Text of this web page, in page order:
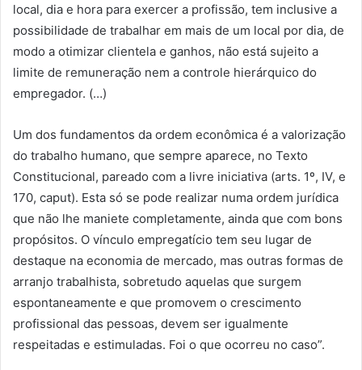
local, dia e hora para exercer a profissão, tem inclusive a
possibilidade de trabalhar em mais de um local por dia, de
modo a otimizar clientela e ganhos, não está sujeito a
limite de remuneração nem a controle hierárquico do
empregador. (…)
Um dos fundamentos da ordem econômica é a valorização
do trabalho humano, que sempre aparece, no Texto
Constitucional, pareado com a livre iniciativa (arts. 1º, IV, e
170, caput). Esta só se pode realizar numa ordem jurídica
que não lhe maniete completamente, ainda que com bons
propósitos. O vínculo empregatício tem seu lugar de
destaque na economia de mercado, mas outras formas de
arranjo trabalhista, sobretudo aquelas que surgem
espontaneamente e que promovem o crescimento
profissional das pessoas, devem ser igualmente
respeitadas e estimuladas. Foi o que ocorreu no caso”.